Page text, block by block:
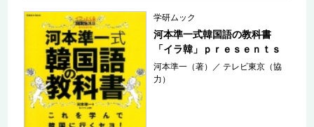
学研ムック
河本準一式韓国語の教科書
「イラ韓」ｐｒｅｓｅｎｔｓ
河本準一（著） ／テレビ東京（協
力）